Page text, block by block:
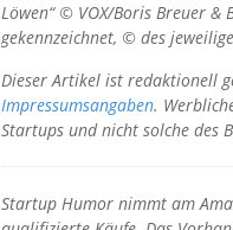
Löwen“ © VOX/Boris Breuer
gekennzeichnet, © des
Dieser Artikel ist redaktionell
Impressumsangaben.
Startups und nicht solche des
Startup Humor nimmt am